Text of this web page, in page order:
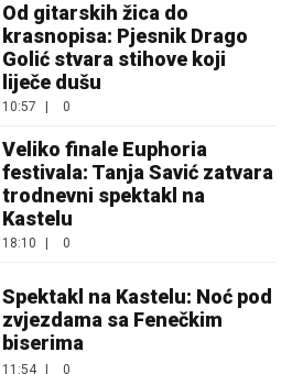
Od gitarskih žica do
krasnopisa: Pjesnik Drago
Golić stvara stihove koji
liječe dušu
10:57 0
Veliko finale Euphoria
festivala: Tanja Savić zatvara
trodnevni spektakl na
Kastelu
18:10 0
Spektakl na Kastelu: Noć pod
zvjezdama sa Fenečkim
biserima
11:54 0